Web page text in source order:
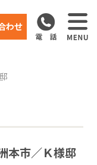
わせ
本市／Ｋ様邸